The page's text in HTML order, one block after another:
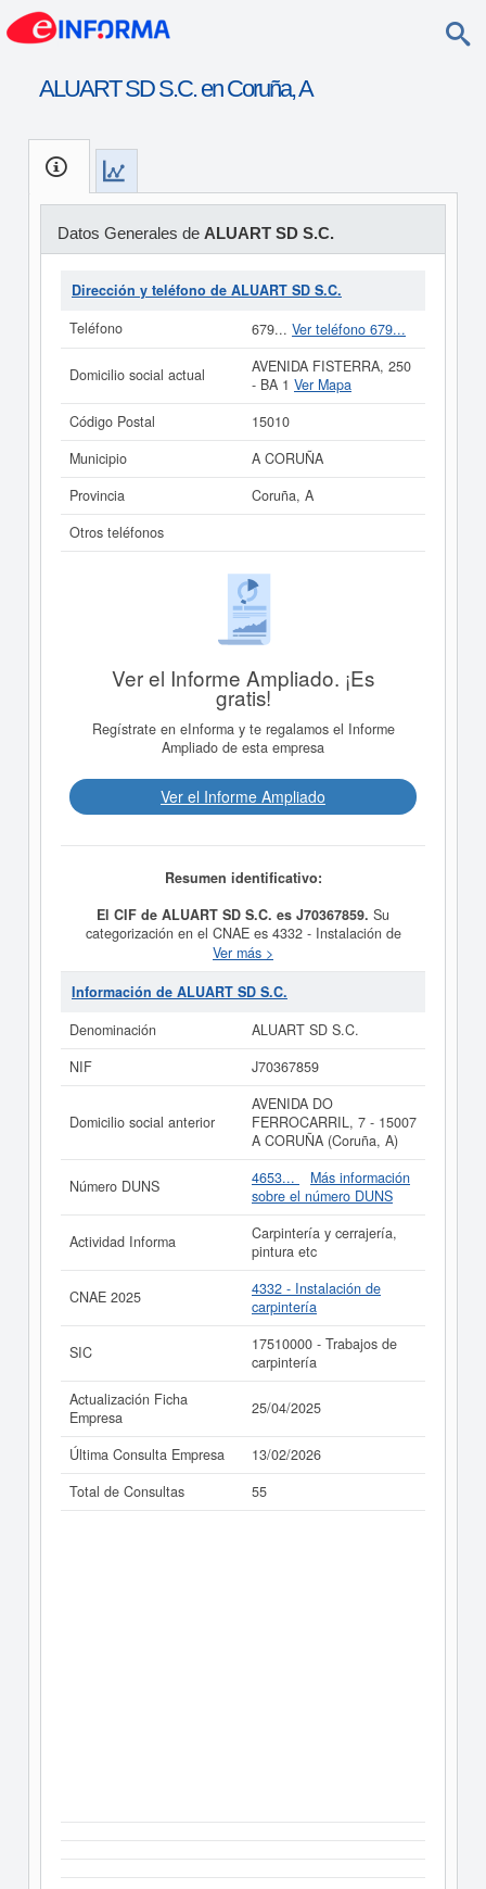
ALUART SD S.C. en Coruña, A
Datos Generales de ALUART SD S.C.
Dirección y teléfono de ALUART SD S.C.
Teléfono
679... Ver teléfono 679...
Domicilio social actual
AVENIDA FISTERRA, 250
- BA 1 Ver Mapa
Código Postal
15010
Municipio
A CORUÑA
Provincia
Coruña, A
Otros teléfonos
Ver el Informe Ampliado. ¡Es
gratis!
Regístrate en eInforma y te regalamos el Informe
Ampliado de esta empresa
Ver el Informe Ampliado
Resumen identificativo:
El CIF de ALUART SD S.C. es J70367859. Su
categorización en el CNAE es 4332 - Instalación de
carpintería. En la clasificación SIC, la empresa
SD S.C.cuenta con el número 17510000. El conjunto
de empleados que completa la empresa
eInforma un total de 55 veces. La última consulta ha
alguna subvención y para informarse de cuales son,
Si está interesado en conocer más datos de la empresa
ALUART SD S.C. puede
acceder inmediatamente a este
de ALUART SD S.C. y consultar los
resultados de sus años de actividad, así como los
balances y cuentas de resultados disponibles.
La última actualización del informe de empresa se ha
realizado el 25/04/2025.
Ver más >
Información de ALUART SD S.C.
Denominación
ALUART SD S.C.
NIF
J70367859
Domicilio social anterior
AVENIDA DO
FERROCARRIL, 7 - 15007
A CORUÑA (Coruña, A)
Número DUNS 4653...
Más información
sobre el número DUNS
Actividad Informa
Carpintería y cerrajería,
pintura etc
CNAE 2025
4332 - Instalación de
carpintería
SIC
17510000 - Trabajos de
carpintería
Actualización Ficha
Empresa
25/04/2025
Última Consulta Empresa
13/02/2026
Total de Consultas
55